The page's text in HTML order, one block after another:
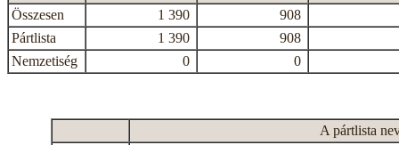
Összesen 1 390
908
Pártlista
1 390
908
Nemzetiség
0 0
A pártlista